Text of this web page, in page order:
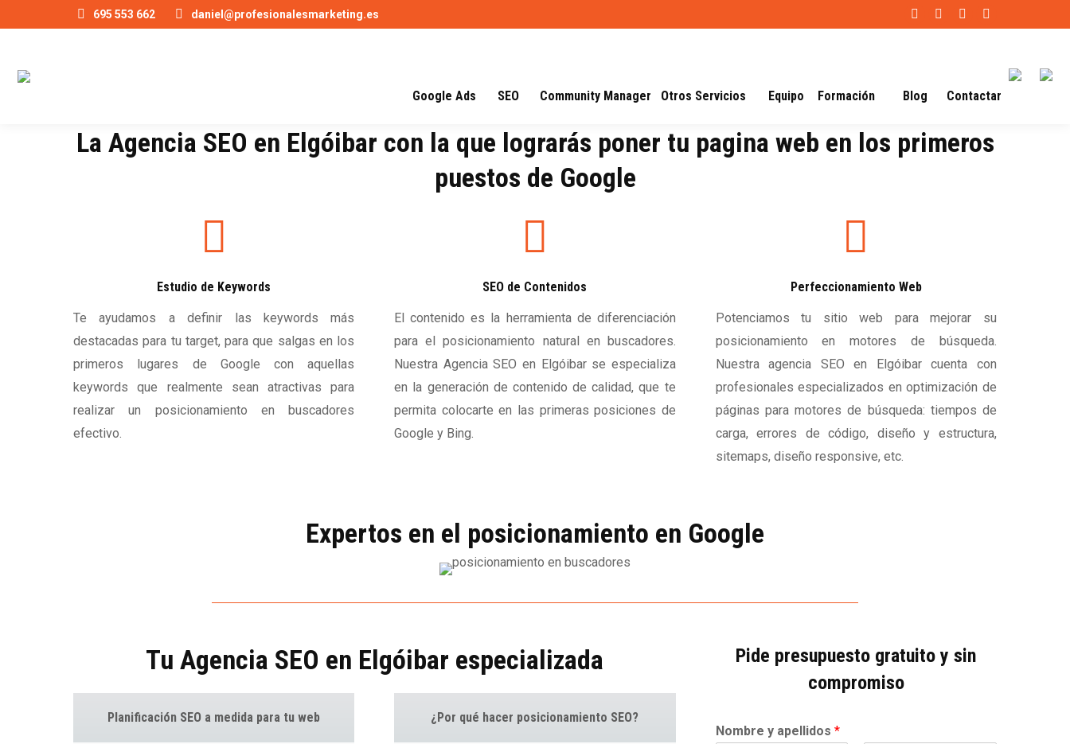
695 553 662 daniel@profesionalesmarketing.es
Facebook
new
X
SkypeLinkedin
Google Ads SEO Community Manager Otros Servicios Equipo Formación Blog Contactar
La Agencia SEO en Elgóibar con la que lograrás poner tu pagina web en los primeros
puestos de Google
Estudio de Keywords
Te ayudamos a definir las keywords más
destacadas para tu target, para que salgas en los
primeros lugares de Google con aquellas
keywords que realmente sean atractivas para
realizar un posicionamiento en buscadores
efectivo.
SEO de Contenidos
El contenido es la herramienta de diferenciación
para el posicionamiento natural en buscadores.
Nuestra Agencia SEO en Elgóibar se especializa
en la generación de contenido de calidad, que te
permita colocarte en las primeras posiciones de
Google y Bing.
Perfeccionamiento Web
Potenciamos tu sitio web para mejorar su
posicionamiento en motores de búsqueda.
Nuestra agencia SEO en Elgóibar cuenta con
profesionales especializados en optimización de
páginas para motores de búsqueda: tiempos de
carga, errores de código, diseño y estructura,
sitemaps, diseño responsive, etc.
Expertos en el posicionamiento en Google
Tu Agencia SEO en Elgóibar especializada
Planificación SEO a medida para tu web ¿Por qué hacer posicionamiento SEO?
Pide presupuesto gratuito y sin
compromiso
Nombre y apellidos *